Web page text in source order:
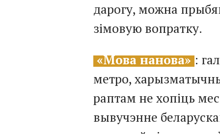
дарогу, можна
зімовую вопратку.
«Мова нанова»:
метро,
раптам не хопіць
вывучэнне